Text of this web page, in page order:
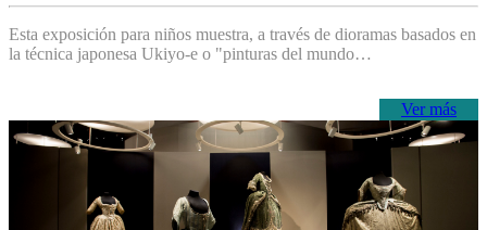
Esta exposición para niños muestra, a través de dioramas basados en
la técnica japonesa Ukiyo-e o "pinturas del mundo…
Ver más